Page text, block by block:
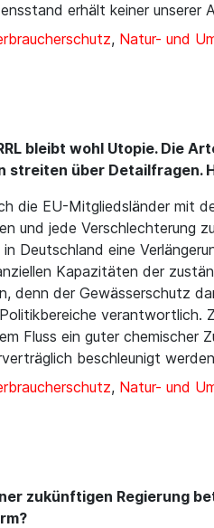
erhält keiner
, Natur- und
bleibt wohl Utopie. Die
streiten über Detailfragen.
die EU-Mitgliedsländer mit
und jede Verschlechterung
Deutschland eine
Kapazitäten der
denn der Gewässerschutz
verantwortlich.
Fluss ein guter
beschleunigt
, Natur- und
zukünftigen Regierung